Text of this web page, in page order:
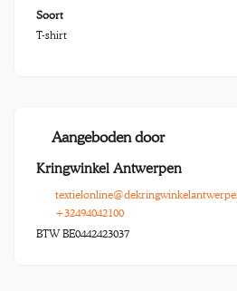
Soort
T-shirt
Aangeboden door
Kringwinkel Antwerpen
+32494042100
BTW BE0442423037